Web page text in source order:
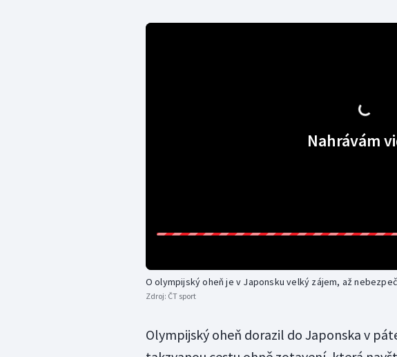
Nahrávám
O olympijský oheň je v Japonsku velký zájem, až
Zdroj: ČT sport
Olympijský oheň dorazil do Japonska v